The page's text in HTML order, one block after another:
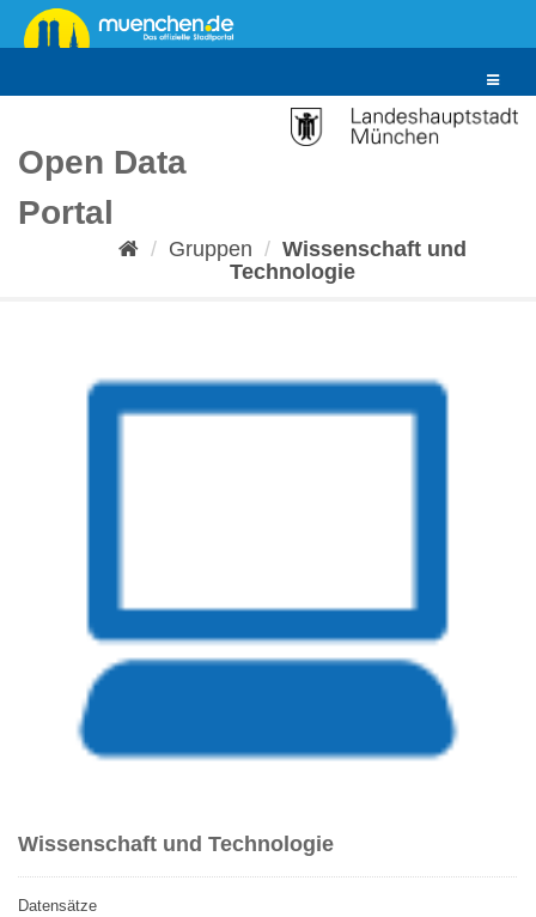
Überspringen
zum
Toggle
Open Data
Portal
Gruppen
Wissenschaft und
Technologie
Wissenschaft und Technologie
Datensätze